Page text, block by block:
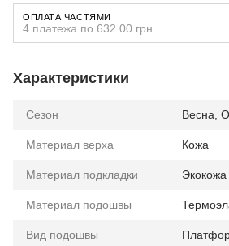
ОПЛАТА ЧАСТЯМИ
4 платежа по 632.00 грн
Характеристики
Сезон Весна,
Материал верха Кожа
Материал подкладки Экокожа
Материал подошвы
Вид подошвы